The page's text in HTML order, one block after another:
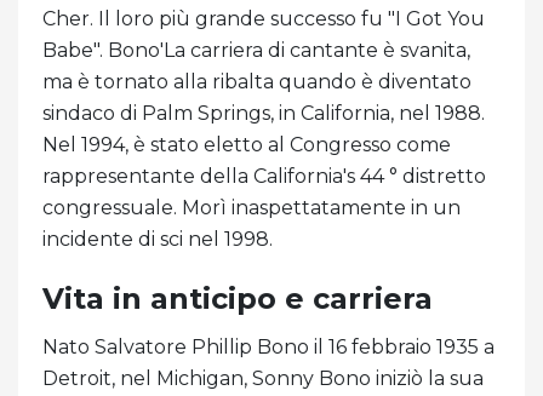
Cher. Il loro più grande successo fu "I Got You
Babe". Bono'La carriera di cantante è svanita,
ma è tornato alla ribalta quando è diventato
sindaco di Palm Springs, in California, nel 1988.
Nel 1994, è stato eletto al Congresso come
rappresentante della California's 44 ° distretto
congressuale. Morì inaspettatamente in un
incidente di sci nel 1998.
Vita in anticipo e carriera
Nato Salvatore Phillip Bono il 16 febbraio 1935 a
Detroit, nel Michigan, Sonny Bono iniziò la sua